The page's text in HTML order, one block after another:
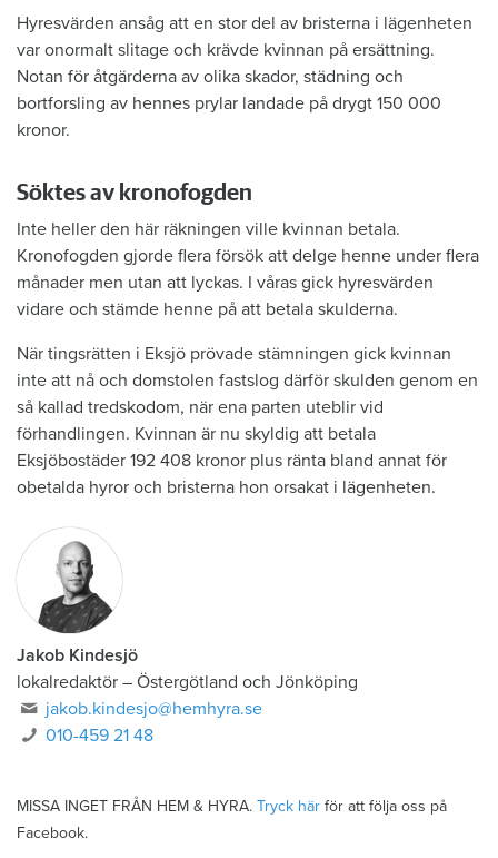
Hyresvärden ansåg att en stor del av bristerna i lägenheten
var onormalt slitage och krävde kvinnan på ersättning.
Notan för åtgärderna av olika skador, städning och
bortforsling av hennes prylar landade på drygt 150 000
kronor.
Söktes av kronofogden
Inte heller den här räkningen ville kvinnan betala.
Kronofogden gjorde flera försök att delge henne under flera
månader men utan att lyckas. I våras gick hyresvärden
vidare och stämde henne på att betala skulderna.
När tingsrätten i Eksjö prövade stämningen gick kvinnan
inte att nå och domstolen fastslog därför skulden genom en
så kallad tredskodom, när ena parten uteblir vid
förhandlingen. Kvinnan är nu skyldig att betala
Eksjöbostäder 192 408 kronor plus ränta bland annat för
obetalda hyror och bristerna hon orsakat i lägenheten.
Jakob Kindesjö
lokalredaktör – Östergötland och Jönköping
jakob.kindesjo@hemhyra.se
010-459 21 48
MISSA INGET FRÅN HEM & HYRA. Tryck här för att följa oss på
Facebook.